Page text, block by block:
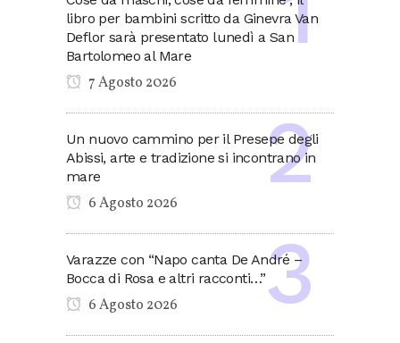
libro per bambini scritto da Ginevra Van
Deflor sarà presentato lunedì a San
Bartolomeo al Mare
7 Agosto 2026
Un nuovo cammino per il Presepe degli
Abissi, arte e tradizione si incontrano in
mare
6 Agosto 2026
Varazze con “Napo canta De André –
Bocca di Rosa e altri racconti…”
6 Agosto 2026